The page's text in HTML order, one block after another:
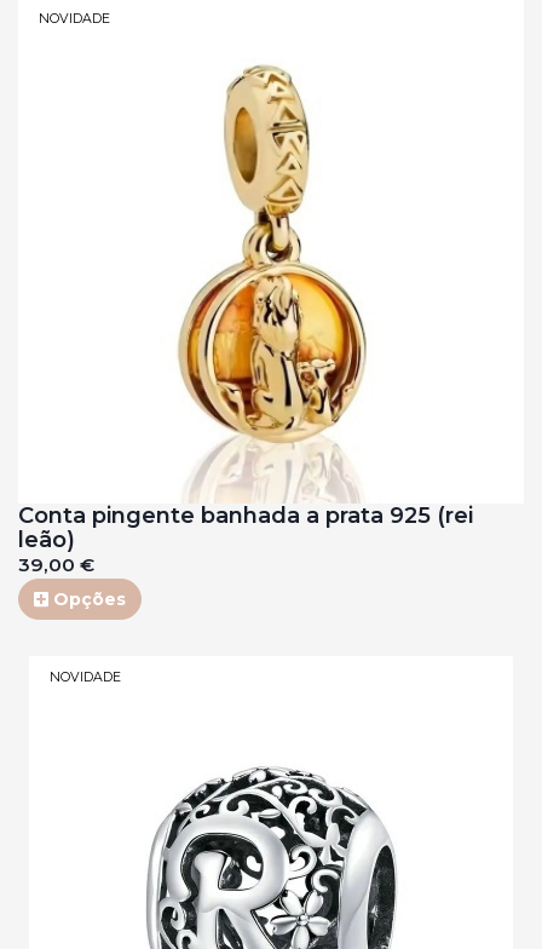
NOVIDADE
Conta pingente banhada a prata 925 (rei
leão)
39,00 €
Opções
NOVIDADE